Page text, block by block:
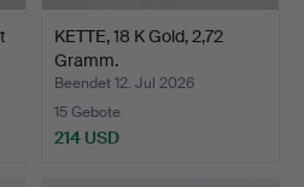
KETTE, 18 K Gold, 2,72
Gramm.
Beendet 12. Jul 2026
15 Gebote
214 USD